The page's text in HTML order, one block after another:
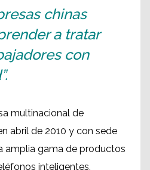
chinas
a tratar
con
multinacional de
abril de 2010 y con sede
amplia gama de productos
inteligentes,